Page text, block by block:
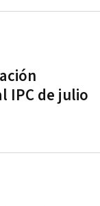
IPC de julio